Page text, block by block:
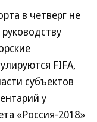
в четверг не
FIFA,
субъектов
у
«Россия-2018»